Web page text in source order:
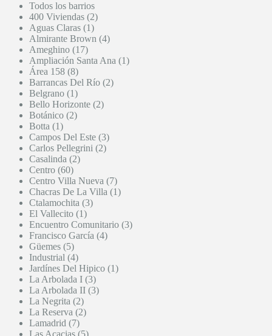
Todos los barrios
400 Viviendas (2)
Aguas Claras (1)
Almirante Brown (4)
Ameghino (17)
Ampliación Santa Ana (1)
Área 158 (8)
Barrancas Del Río (2)
Belgrano (1)
Bello Horizonte (2)
Botánico (2)
Botta (1)
Campos Del Este (3)
Carlos Pellegrini (2)
Casalinda (2)
Centro (60)
Centro Villa Nueva (7)
Chacras De La Villa (1)
Ctalamochita (3)
El Vallecito (1)
Encuentro Comunitario (3)
Francisco García (4)
Güemes (5)
Industrial (4)
Jardínes Del Hipico (1)
La Arbolada I (3)
La Arbolada II (3)
La Negrita (2)
La Reserva (2)
Lamadrid (7)